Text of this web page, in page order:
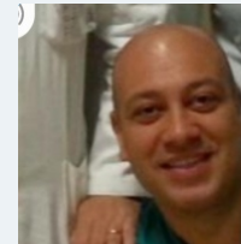
Il Dottore Messina
ottima consulenza
Paziente